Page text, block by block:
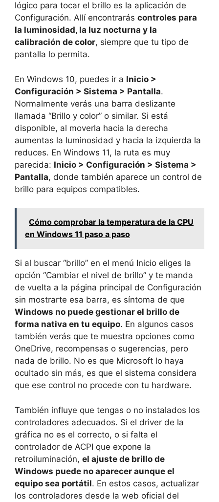
lógico para tocar el brillo es la aplicación de
Configuración. Allí encontrarás controles para
la luminosidad, la luz nocturna y la
calibración de color, siempre que tu tipo de
pantalla lo permita.
En Windows 10, puedes ir a Inicio >
Configuración > Sistema > Pantalla.
Normalmente verás una barra deslizante
llamada “Brillo y color” o similar. Si está
disponible, al moverla hacia la derecha
aumentas la luminosidad y hacia la izquierda la
reduces. En Windows 11, la ruta es muy
parecida: Inicio > Configuración > Sistema >
Pantalla, donde también aparece un control de
brillo para equipos compatibles.
Cómo comprobar la temperatura de la CPU
en Windows 11 paso a paso
Si al buscar “brillo” en el menú Inicio eliges la
opción “Cambiar el nivel de brillo” y te manda
de vuelta a la página principal de Configuración
sin mostrarte esa barra, es síntoma de que
Windows no puede gestionar el brillo de
forma nativa en tu equipo. En algunos casos
también verás que te muestra opciones como
OneDrive, recompensas o sugerencias, pero
nada de brillo. No es que Microsoft lo haya
ocultado sin más, es que el sistema considera
que ese control no procede con tu hardware.
También influye que tengas o no instalados los
controladores adecuados. Si el driver de la
gráfica no es el correcto, o si falta el
controlador de ACPI que expone la
retroiluminación, el ajuste de brillo de
Windows puede no aparecer aunque el
equipo sea portátil. En estos casos, actualizar
los controladores desde la web oficial del